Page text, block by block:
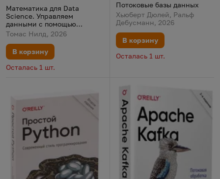
Математика для Data
Science. Управляем
данными с помощью
линейной алгебры, теории
вероятностей и статистики
Томас Нилд, 2026
В корзину
Осталась 1 шт.
Потоковые базы данных
Хьюберт Дюлей, Ральф
Дебусманн, 2026
В корзину
Осталась 1 шт.